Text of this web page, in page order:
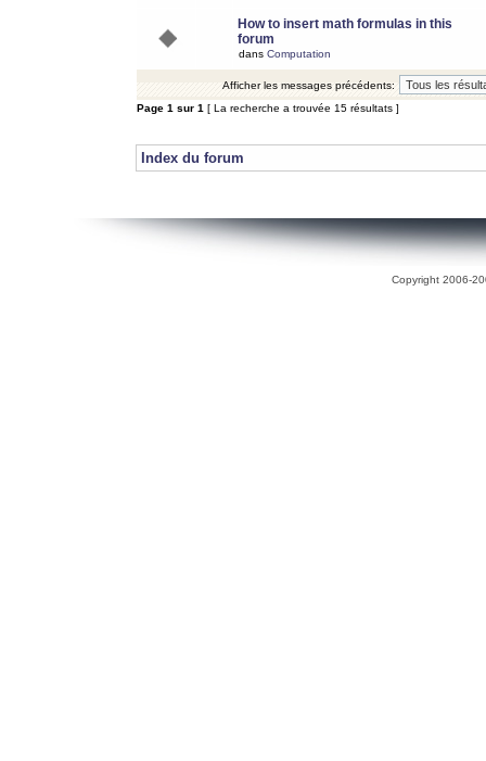
How to insert math formulas in this
forum
dans Computation
Afficher les messages précédents:
Page 1 sur 1 [ La recherche a trouvée 15 résultats ]
Index du forum
Copyright 2006-